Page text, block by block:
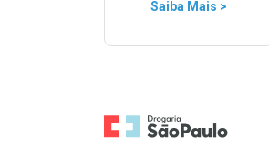
Saiba Mais >
Ir para a Home